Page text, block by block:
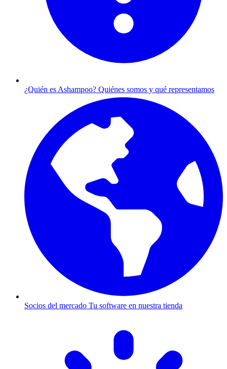
¿Quién es Ashampoo? Quiénes somos y qué representamos
Socios del mercado Tu software en nuestra tienda